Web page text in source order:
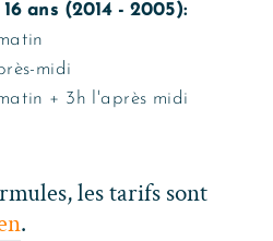
ans (2014 - 2005):
midi
+ 3h l'après midi
les tarifs sont
.